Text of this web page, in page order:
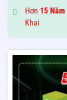
Hơn 15 Năm
Khai